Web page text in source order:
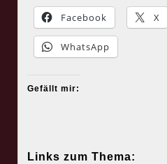
Facebook X
WhatsApp
Gefällt mir:
Links zum Thema: